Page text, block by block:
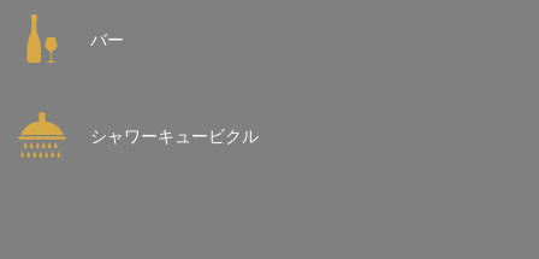
バー
シャワーキュービクル